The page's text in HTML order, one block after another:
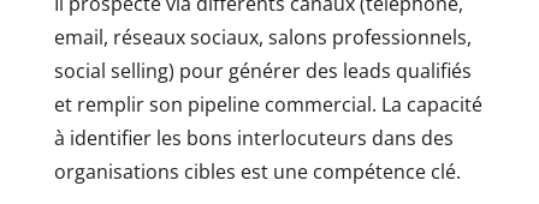
email, réseaux sociaux, salons professionnels,
social selling) pour générer des leads qualifiés
et remplir son pipeline commercial. La capacité
à identifier les bons interlocuteurs dans des
organisations cibles est une compétence clé.